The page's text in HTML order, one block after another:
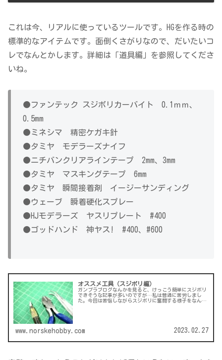
これは今、リアルに使っているツールです。HGを作る時の
標準的なアイテムです。面倒くさがりなので、だいたいコ
レでなんとかします。詳細は「道具編」を参照してくださ
いね。
●ファンテック スジボリカーバイト 0.1ｍｍ、
0.5mm
●ミネシマ 精密ケガキ針
●タミヤ モデラーズナイフ
●ニチバンクリアラインテープ 2mm、3mm
●タミヤ マスキングテープ 6mm
●タミヤ 瞬間接着剤 イージーサンディング
●ウェーブ 瞬着硬化スプレー
●HJモデラーズ ヤスリプレート #400
●ゴッドハンド 神ヤス! #400、#600
オススメ工具（スジボリ編）
ガンプラブログなんかを見ると、けっこう簡単にスジボリ
できそうな記事が多いのですが…私は普通に苦労しまし
た。今回は苦悩しながらスジボリに奮闘する様子をなんと
www.norskehobby.com 2023.02.27